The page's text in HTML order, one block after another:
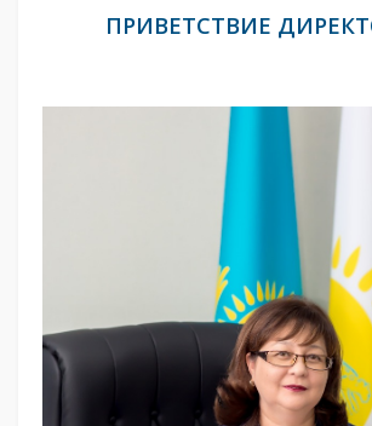
ПРИВЕТСТВИЕ